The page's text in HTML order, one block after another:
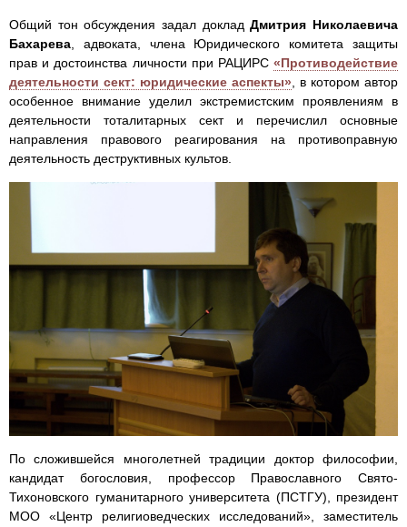
Общий тон обсуждения задал докладДмитрия Николаевича
Бахарева , адвоката, члена Юридического комитета защиты
прав и достоинства личности при РАЦИРС «Противодействие
деятельности сект: юридические аспекты» , в котором автор
особенное внимание уделил экстремистским проявлениям в
деятельности тоталитарных сект и перечислил основные
направления правового реагирования на противоправную
деятельность деструктивных культов.
По сложившейся многолетней традиции доктор философии,
кандидат богословия, профессор Православного Свято-
Тихоновского гуманитарного университета (ПСТГУ), президент
МОО «Центр религиоведческих исследований», заместитель